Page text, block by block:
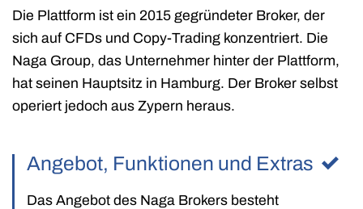
Die Plattform ist ein 2015 gegründeter Broker, der
sich auf CFDs und Copy-Trading konzentriert. Die
Naga Group, das Unternehmer hinter der Plattform,
hat seinen Hauptsitz in Hamburg. Der Broker selbst
operiert jedoch aus Zypern heraus.
Angebot, Funktionen und Extras
Das Angebot des Naga Brokers besteht